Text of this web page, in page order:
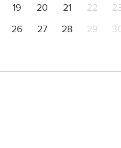
19 20 21 22
26 27 28 29